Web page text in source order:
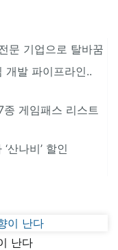
문 기업으로 탈바꿈
개발 파이프라인..
게임패스 리스트
산나비’ 할인
난다